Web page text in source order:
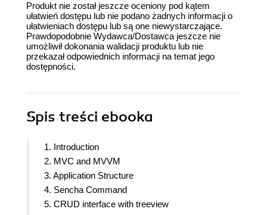
Produkt nie został jeszcze oceniony pod kątem
ułatwień dostępu lub nie podano żadnych informacji o
ułatwieniach dostępu lub są one niewystarczające.
Prawdopodobnie Wydawca/Dostawca jeszcze nie
umożliwił dokonania walidacji produktu lub nie
przekazał odpowiednich informacji na temat jego
dostępności.
Spis treści ebooka
1. Introduction
2. MVC and MVVM
3. Application Structure
4. Sencha Command
5. CRUD interface with treeview